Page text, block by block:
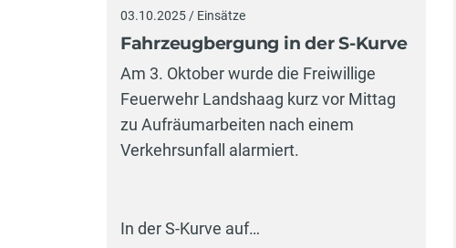
03.10.2025 / Einsätze
Fahrzeugbergung in der S-Kurve
Am 3. Oktober wurde die Freiwillige
Feuerwehr Landshaag kurz vor Mittag
zu Aufräumarbeiten nach einem
Verkehrsunfall alarmiert.
In der S-Kurve auf…